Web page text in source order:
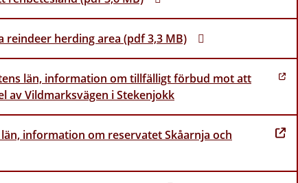
reindeer herding area (pdf 3,3 MB)
län, information om tillfälligt förbud mot att
av Vildmarksvägen i Stekenjokk
information om reservatet Skåarnja och